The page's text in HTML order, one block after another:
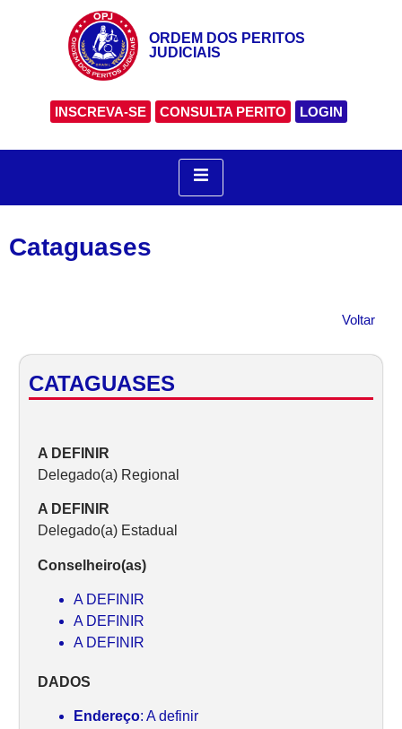
ORDEM DOS PERITOS
JUDICIAIS
INSCREVA-SE CONSULTA PERITO LOGIN
Cataguases
Voltar
CATAGUASES
A DEFINIR
Delegado(a) Regional
A DEFINIR
Delegado(a) Estadual
Conselheiro(as)
A DEFINIR
A DEFINIR
A DEFINIR
DADOS
Endereço: A definir